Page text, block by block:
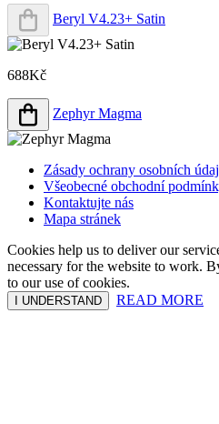
Beryl V4.23+ Satin
688Kč
Zephyr Magma
Zásady ochrany osobních
Všeobecné obchodní
Kontaktujte nás
Mapa stránek
Cookies help us to deliver our
necessary for the website to work.
to our use of cookies.
I UNDERSTAND READ MORE